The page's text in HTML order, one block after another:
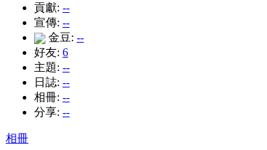
貢獻: --
宣傳: --
金豆: --
好友: 6
主題: --
日誌: --
相冊: --
分享: --
相冊